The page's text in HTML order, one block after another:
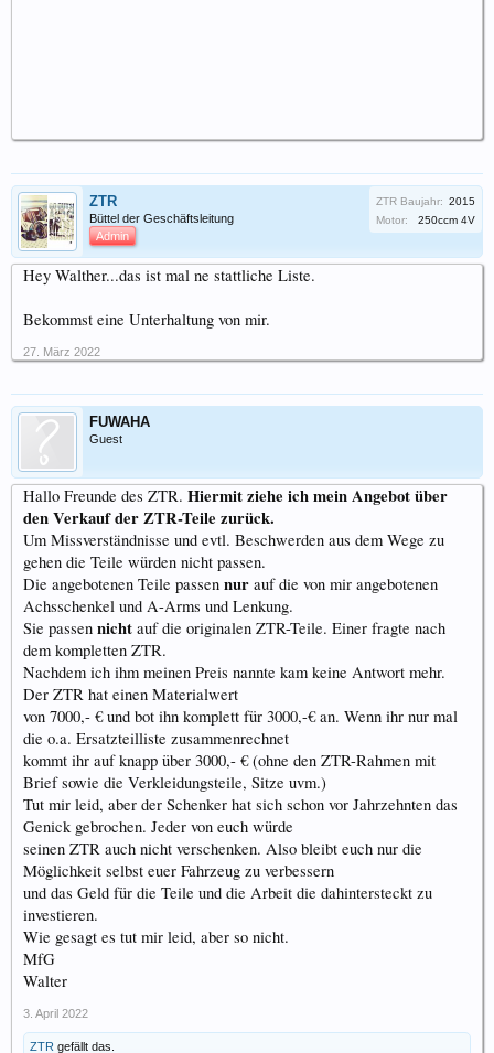
ZTR
Büttel der Geschäftsleitung
Admin
ZTR Baujahr: 2015
Motor:
250ccm 4V
Hey Walther...das ist mal ne stattliche Liste.
Bekommst eine Unterhaltung von mir.
27. März 2022
FUWAHA
Guest
Hallo Freunde des ZTR. Hiermit ziehe ich mein Angebot über
den Verkauf der ZTR-Teile zurück.
Um Missverständnisse und evtl. Beschwerden aus dem Wege zu
gehen die Teile würden nicht passen.
Die angebotenen Teile passen nur auf die von mir angebotenen
Achsschenkel und A-Arms und Lenkung.
Sie passen nicht auf die originalen ZTR-Teile. Einer fragte nach
dem kompletten ZTR.
Nachdem ich ihm meinen Preis nannte kam keine Antwort mehr.
Der ZTR hat einen Materialwert
von 7000,- € und bot ihn komplett für 3000,-€ an. Wenn ihr nur mal
die o.a. Ersatzteilliste zusammenrechnet
kommt ihr auf knapp über 3000,- € (ohne den ZTR-Rahmen mit
Brief sowie die Verkleidungsteile, Sitze uvm.)
Tut mir leid, aber der Schenker hat sich schon vor Jahrzehnten das
Genick gebrochen. Jeder von euch würde
seinen ZTR auch nicht verschenken. Also bleibt euch nur die
Möglichkeit selbst euer Fahrzeug zu verbessern
und das Geld für die Teile und die Arbeit die dahintersteckt zu
investieren.
Wie gesagt es tut mir leid, aber so nicht.
MfG
Walter
3. April 2022
ZTR gefällt das.